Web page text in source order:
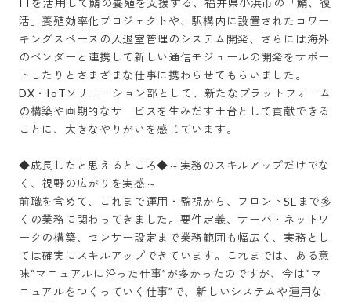
ITを活用して鯖の養殖を支援する、福井県小浜市の「鯖、復
活」養殖効率化プロジェクトや、駅構内に設置されたコワー
キングスペースの入退室管理のシステム開発、さらには海外
のベンダーと連携して新しい通信モジュールの開発をサポー
トしたりとさまざまな仕事に携わらせてもらいました。
DX・IoTソリューション部として、新たなプラットフォーム
の構築や画期的なサービスを生みだす土台として貢献できる
ことに、大きなやりがいを感じています。
◆成長したと思えるところ◆～実務のスキルアップだけでな
く、視野の広がりを実感～
前職を含めて、これまで運用・監視から、フロントSEまで多
くの業務に関わってきました。要件定義、サーバ・ネットワ
ークの構築、センサー設定まで業務範囲も幅広く、実務とし
ては確実にスキルアップできています。これまでは、ある意
味“マニュアルに沿った仕事”が多かったのですが、今は“マ
ニュアルをつくっていく仕事”で、新しいシステムや運用な